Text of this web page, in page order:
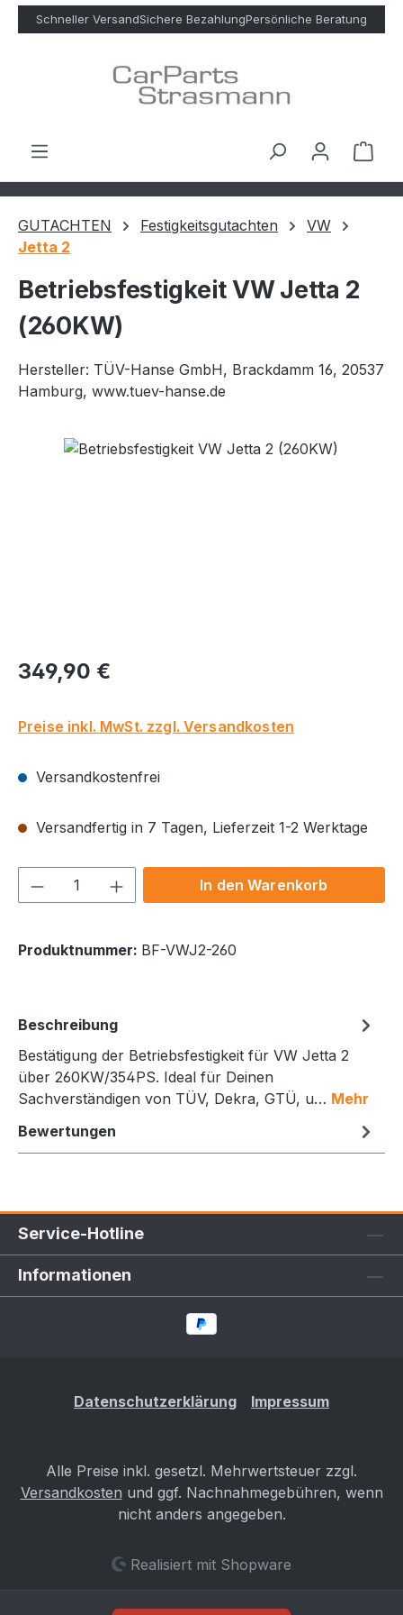
Zum Hauptinhalt springen
Schneller VersandSichere BezahlungPersönliche Beratung
GUTACHTEN Festigkeitsgutachten
VW
Jetta 2
Betriebsfestigkeit VW Jetta 2
(260KW)
Hersteller: TÜV-Hanse GmbH, Brackdamm 16, 20537
Hamburg, www.tuev-hanse.de
Bildergalerie überspringen
Regulärer Preis:
349,90 €
Preise inkl. MwSt. zzgl. Versandkosten
Versandkostenfrei
Versandfertig in 7 Tagen, Lieferzeit 1-2 Werktage
Produkt Anzahl: Gib denIn den Warenkorb
Produktnummer: BF-VWJ2-260
Beschreibung
Bestätigung der Betriebsfestigkeit für VW Jetta 2
über 260KW/354PS. Ideal für Deinen
Sachverständigen von TÜV, Dekra, GTÜ, u… Mehr
Bewertungen
Service-Hotline
Informationen
Datenschutzerklärung Impressum
Alle Preise inkl. gesetzl. Mehrwertsteuer zzgl.
Versandkosten und ggf. Nachnahmegebühren, wenn
nicht anders angegeben.
Realisiert mit Shopware